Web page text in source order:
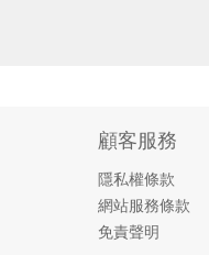
顧客服務
隱私權條款
網站服務條款
免責聲明